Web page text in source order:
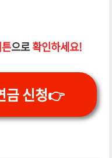
으로확인하세요!
금 신청👉